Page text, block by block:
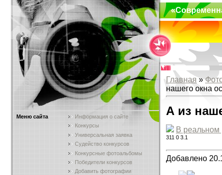
Меню сайта
Информация о сайте
Конкурсы
Универсальная заявка
Судейство конкурсов
Конкурсные фотоальбомы
Победители конкурсов
Добавить фотографии
Главная»
нашего окна
А из
В
311 0 3.1
Добавлено